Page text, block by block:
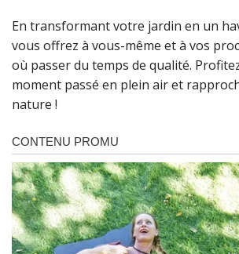
En transformant votre jardin en un
vous offrez à vous-même et à vos
où passer du temps de qualité.
moment passé en plein air et
nature !